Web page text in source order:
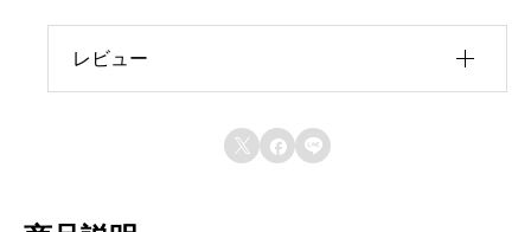
メ
レビュー
レビュー投稿には、会員登録が必要です。
会員登録する
  